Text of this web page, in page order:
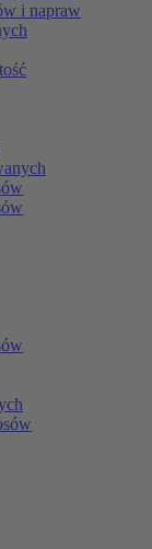
i napraw